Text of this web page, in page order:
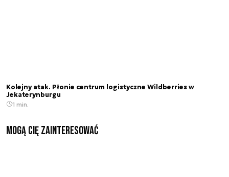
Kolejny atak. Płonie centrum logistyczne Wildberries w
Jekaterynburgu
1 min.
Mogą Cię zainteresować